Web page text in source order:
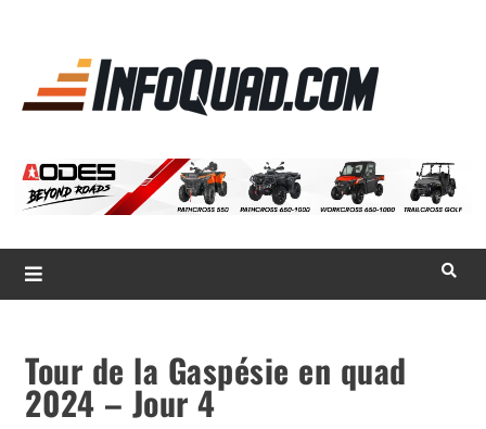
Magazine InfoQuad.com
Tour de la Gaspésie en quad
2024 – Jour 4